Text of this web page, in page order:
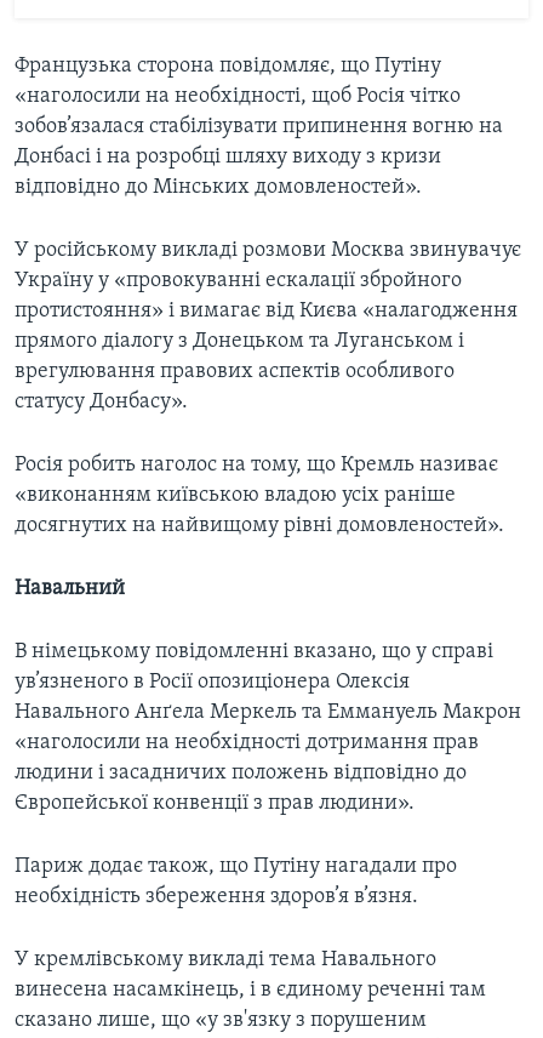
Французька сторона повідомляє, що Путіну
«наголосили на необхідності, щоб Росія чітко
зобов’язалася стабілізувати припинення вогню на
Донбасі і на розробці шляху виходу з кризи
відповідно до Мінських домовленостей».
У російському викладі розмови Москва звинувачує
Україну у «провокуванні ескалації збройного
протистояння» і вимагає від Києва «налагодження
прямого діалогу з Донецьком та Луганськом і
врегулювання правових аспектів особливого
статусу Донбасу».
Росія робить наголос на тому, що Кремль називає
«виконанням київською владою усіх раніше
досягнутих на найвищому рівні домовленостей».
Навальний
В німецькому повідомленні вказано, що у справі
ув’язненого в Росії опозиціонера Олексія
Навального Анґела Меркель та Еммануель Макрон
«наголосили на необхідності дотримання прав
людини і засадничих положень відповідно до
Європейської конвенції з прав людини».
Париж додає також, що Путіну нагадали про
необхідність збереження здоров’я в’язня.
У кремлівському викладі тема Навального
винесена насамкінець, і в єдиному реченні там
сказано лише, що «у зв'язку з порушеним